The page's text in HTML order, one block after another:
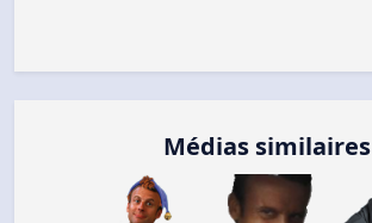
Médias similaires